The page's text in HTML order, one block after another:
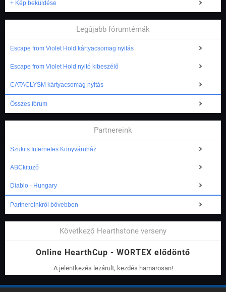
+ Kép beküldése
Legújabb fórumtémák
Escape from Violet Hold kártyacsomag nyitás
Escape from Violet Hold nyitó kibeszélő
CATACLYSM kártyacsomag nyitás
Összes fórum
Partnereink
Szukits Internetes Könyváruház
ABCkitüző
Diablo - Hungary
Partnereinkről bővebben
Következő Hearthstone verseny
Online HearthCup - WORTEX elődöntő
A jelentkezés lezárult, kezdés hamarosan!